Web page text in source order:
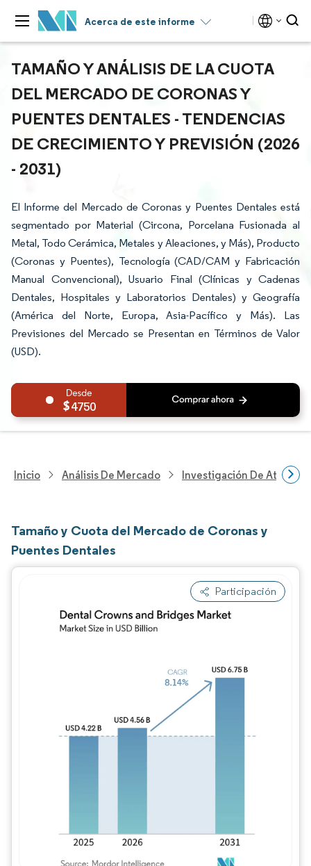
Acerca de este informe
TAMAÑO Y ANÁLISIS DE LA CUOTA
DEL MERCADO DE CORONAS Y
PUENTES DENTALES - TENDENCIAS
DE CRECIMIENTO Y PREVISIÓN (2026
- 2031)
El Informe del Mercado de Coronas y Puentes Dentales está
segmentado por Material (Circona, Porcelana Fusionada al
Metal, Todo Cerámica, Metales y Aleaciones, y Más), Producto
(Coronas y Puentes), Tecnología (CAD/CAM y Fabricación
Manual Convencional), Usuario Final (Clínicas y Cadenas
Dentales, Hospitales y Laboratorios Dentales) y Geografía
(América del Norte, Europa, Asia-Pacífico y Más). Las
Previsiones del Mercado se Presentan en Términos de Valor
(USD).
4750
Inicio Análisis De Mercado Investigación De
Tamaño y Cuota del Mercado de Coronas y
Puentes Dentales
Participación